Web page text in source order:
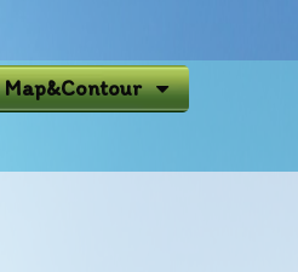
Map&Contour